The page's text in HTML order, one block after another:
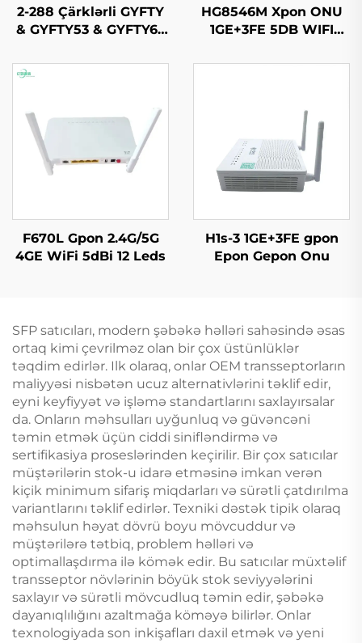
2-288 Çärklərli GYFTY
& GYFTY53 & GYFTY63
HG8546M Xpon ONU
1GE+3FE 5DB WIFI
F670L Gpon 2.4G/5G
4GE WiFi 5dBi 12 Leds
H1s-3 1GE+3FE gpon
Epon Gepon Onu
SFP satıcıları, modern şəbəkə həlləri sahəsində əsas
ortaq kimi çevrilməz olan bir çox üstünlüklər
təqdim edirlər. Ilk olaraq, onlar OEM transseptorların
maliyyəsi nisbətən ucuz alternativlərini təklif edir,
eyni keyfiyyət və işləmə standartlarını saxlayırsalar
da. Onların məhsulları uyğunluq və güvəncəni
təmin etmək üçün ciddi sinifləndirmə və
sertifikasiya proseslərinden keçirilir. Bir çox satıcılar
müştərilərin stok-u idarə etməsinə imkan verən
kiçik minimum sifariş miqdarları və sürətli çatdırılma
variantlarını təklif edirlər. Texniki dəstək tipik olaraq
məhsulun həyat dövrü boyu mövcuddur və
müştərilərə tətbiq, problem həlləri və
optimallaşdırma ilə kömək edir. Bu satıcılar müxtəlif
transseptor növlərinin böyük stok seviyyələrini
saxlayır və sürətli mövcudluq təmin edir, şəbəkə
dayanıqlılığını azaltmağa köməyə bilirlər. Onlar
texnologiyada son inkişafları daxil etmək və yeni